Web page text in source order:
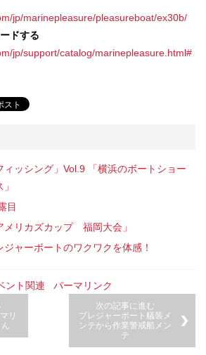
jp/marinepleasure/pleasureboat/ex30b/
ドする
jp/support/catalog/marinepleasure.html#
ィッシング」Vol.9 「横浜のボートショー
目
メリカズカップ 福岡大会」
ャーボートのワクワクを体感！
ント関連 パーマリンク
リ
次の記事に進む
プレジャーボート艤装メ
ンテから作業警戒船メン
テ